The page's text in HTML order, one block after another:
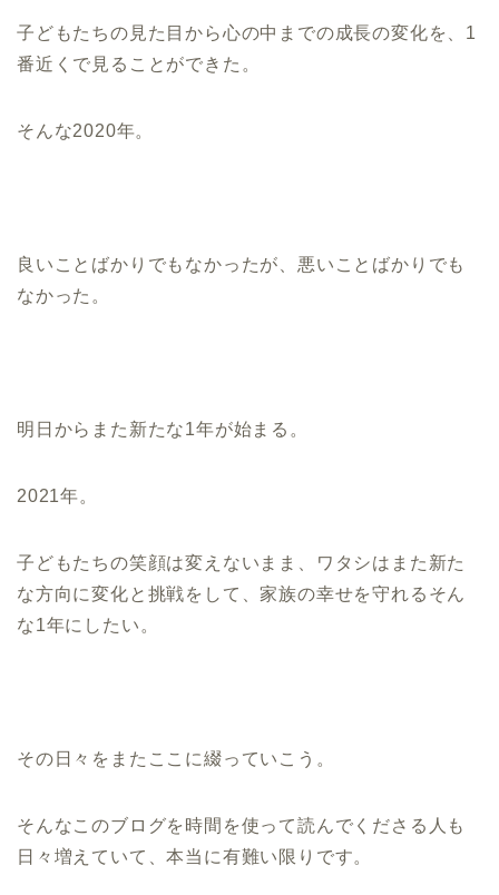
子どもたちの見た目から心の中までの成長の変化を、1
番近くで見ることができた。
そんな2020年。
良いことばかりでもなかったが、悪いことばかりでも
なかった。
明日からまた新たな1年が始まる。
2021年。
子どもたちの笑顔は変えないまま、ワタシはまた新た
な方向に変化と挑戦をして、家族の幸せを守れるそん
な1年にしたい。
その日々をまたここに綴っていこう。
そんなこのブログを時間を使って読んでくださる人も
日々増えていて、本当に有難い限りです。